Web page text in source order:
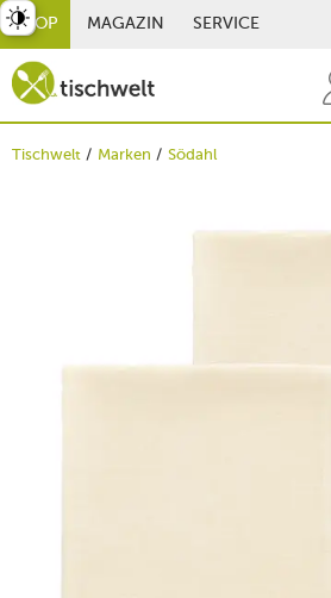
SHOP MAGAZIN SERVICE
Tischwelt Marken Södahl
umschalten